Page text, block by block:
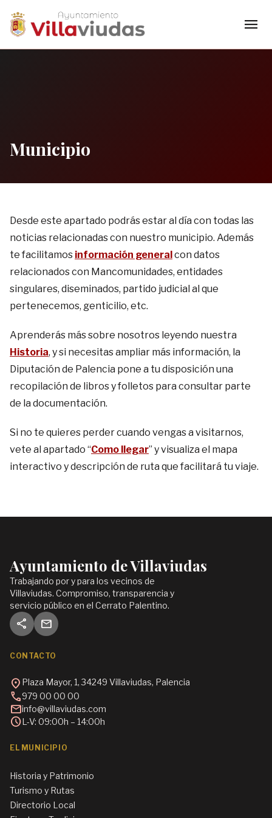
menu
Municipio
Desde este apartado podrás estar al día con todas las
noticias relacionadas con nuestro municipio. Además
te facilitamos información generalcon datos
relacionados con Mancomunidades, entidades
singulares, diseminados, partido judicial al que
pertenecemos, genticilio, etc.
Aprenderás más sobre nosotros leyendo nuestra
Historia, y si necesitas ampliar más información, la
Diputación de Palencia pone a tu disposición una
recopilación de libros y folletos para consultar parte
de la documentación.
Si no te quieres perder cuando vengas a visitarnos,
vete al apartado “Como llegar” y visualiza el mapa
interactivo y descripción de ruta que facilitará tu viaje.
Ayuntamiento de Villaviudas
Trabajando por y para los vecinos de
Villaviudas. Compromiso, transparencia y
servicio público en el Cerrato Palentino.
share mail
CONTACTO
location_on Plaza Mayor, 1, 34249 Villaviudas, Palencia
call979 00 00 00
mailinfo@villaviudas.com
scheduleL-V: 09:00h – 14:00h
EL MUNICIPIO
Historia y Patrimonio
Turismo y Rutas
Directorio Local